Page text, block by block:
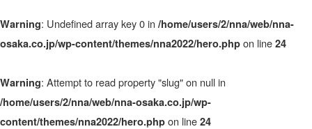
Warning: Undefined array key 0 in /home/users/2/nna/web/nna-
osaka.co.jp/wp-content/themes/nna2022/hero.php on line 24
Warning: Attempt to read property "slug" on null in
/home/users/2/nna/web/nna-osaka.co.jp/wp-
content/themes/nna2022/hero.php on line 24